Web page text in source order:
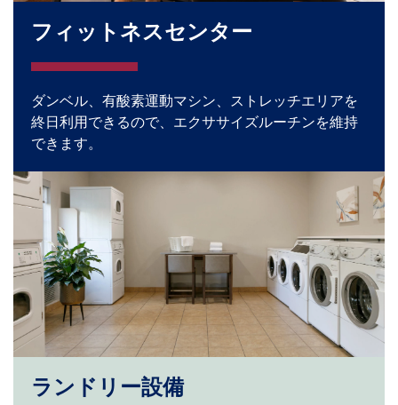
フィットネスセンター
ダンベル、有酸素運動マシン、ストレッチエリアを
終日利用できるので、エクササイズルーチンを維持
できます。
ランドリー設備